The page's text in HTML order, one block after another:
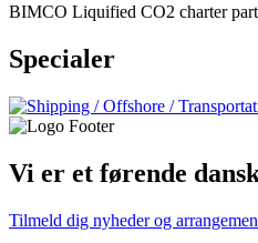
BIMCO Liquified CO2 charter
Specialer
Vi er et førende
Tilmeld dig nyheder og